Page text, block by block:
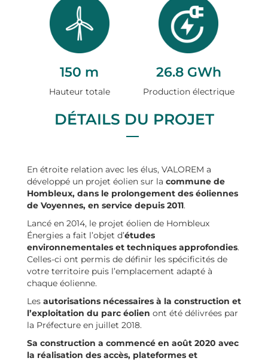
150 m
Hauteur totale
26.8 GWh
Production électrique
DÉTAILS DU PROJET
En étroite relation avec les élus, VALOREM a
développé un projet éolien sur la commune de
Hombleux, dans le prolongement des éoliennes
de Voyennes, en service depuis 2011.
Lancé en 2014, le projet éolien de Hombleux
Énergies a fait l’objet d’études
environnementales et techniques approfondies.
Celles-ci ont permis de définir les spécificités de
votre territoire puis l’emplacement adapté à
chaque éolienne.
Les autorisations nécessaires à la construction et
l’exploitation du parc éolien ont été délivrées par
la Préfecture en juillet 2018.
Sa construction a commencé en août 2020 avec
la réalisation des accès, plateformes et